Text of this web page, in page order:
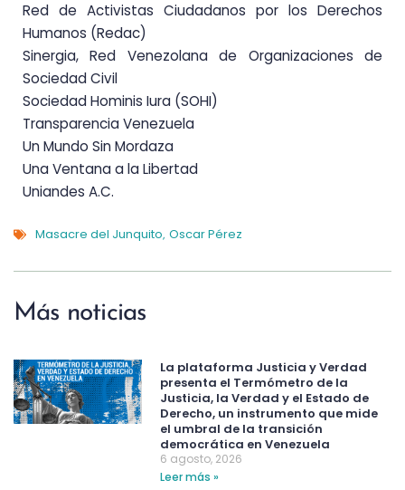
Red de Activistas Ciudadanos por los Derechos
Humanos (Redac)
Sinergia, Red Venezolana de Organizaciones de
Sociedad Civil
Sociedad Hominis Iura (SOHI)
Transparencia Venezuela
Un Mundo Sin Mordaza
Una Ventana a la Libertad
Uniandes A.C.
Masacre del Junquito, Oscar Pérez
Más noticias
La plataforma Justicia y Verdad
presenta el Termómetro de la
Justicia, la Verdad y el Estado de
Derecho, un instrumento que mide
el umbral de la transición
democrática en Venezuela
6 agosto, 2026
Leer más »